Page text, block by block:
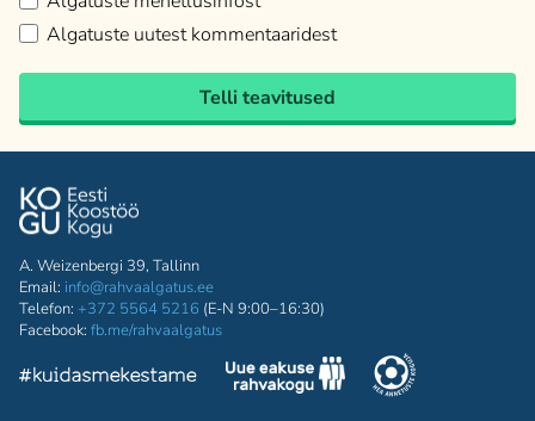
Algatuste uutest kommentaaridest
Telli teavitused
A. Weizenbergi 39, Tallinn
Email: info@rahvaalgatus.ee
Telefon: +372 5564 5216 (E-N 9:00–16:30)
Facebook: fb.me/rahvaalgatus